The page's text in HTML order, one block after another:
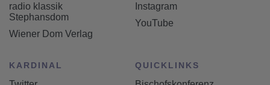
radio klassik
Stephansdom
Wiener Dom Verlag
Instagram
YouTube
KARDINAL QUICKLINKS